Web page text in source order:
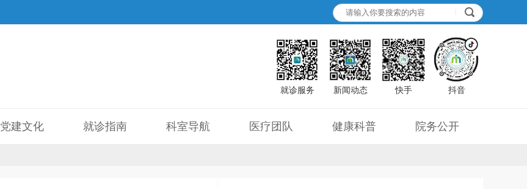
就诊服务 新闻动态 快手 抖音
党建文化 就诊指南 科室导航 医疗团队 健康科普 院务公开